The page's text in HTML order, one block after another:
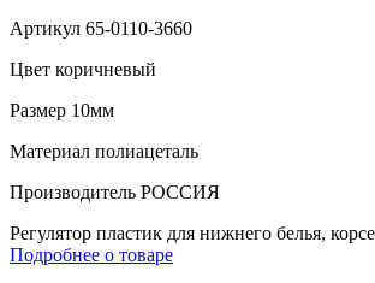
Артикул 65-0110-3660
Цвет коричневый
Размер 10мм
Материал полиацеталь
Производитель РОССИЯ
Регулятор пластик для нижнего белья,
Подробнее о товаре